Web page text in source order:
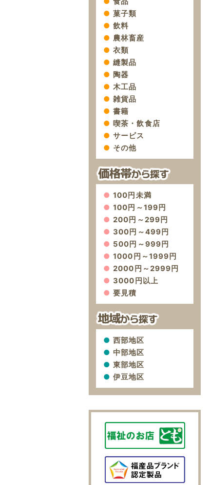
菓子類
飲料
農林畜産
衣類
縫製品
陶器
木工品
雑貨品
書籍
喫茶・飲食店
サービス
その他
100円未満
100円～199円
200円～299円
300円～499円
500円～999円
1000円～1999円
2000円～2999円
3000円以上
要見積
西部地区
中部地区
東部地区
伊豆地区